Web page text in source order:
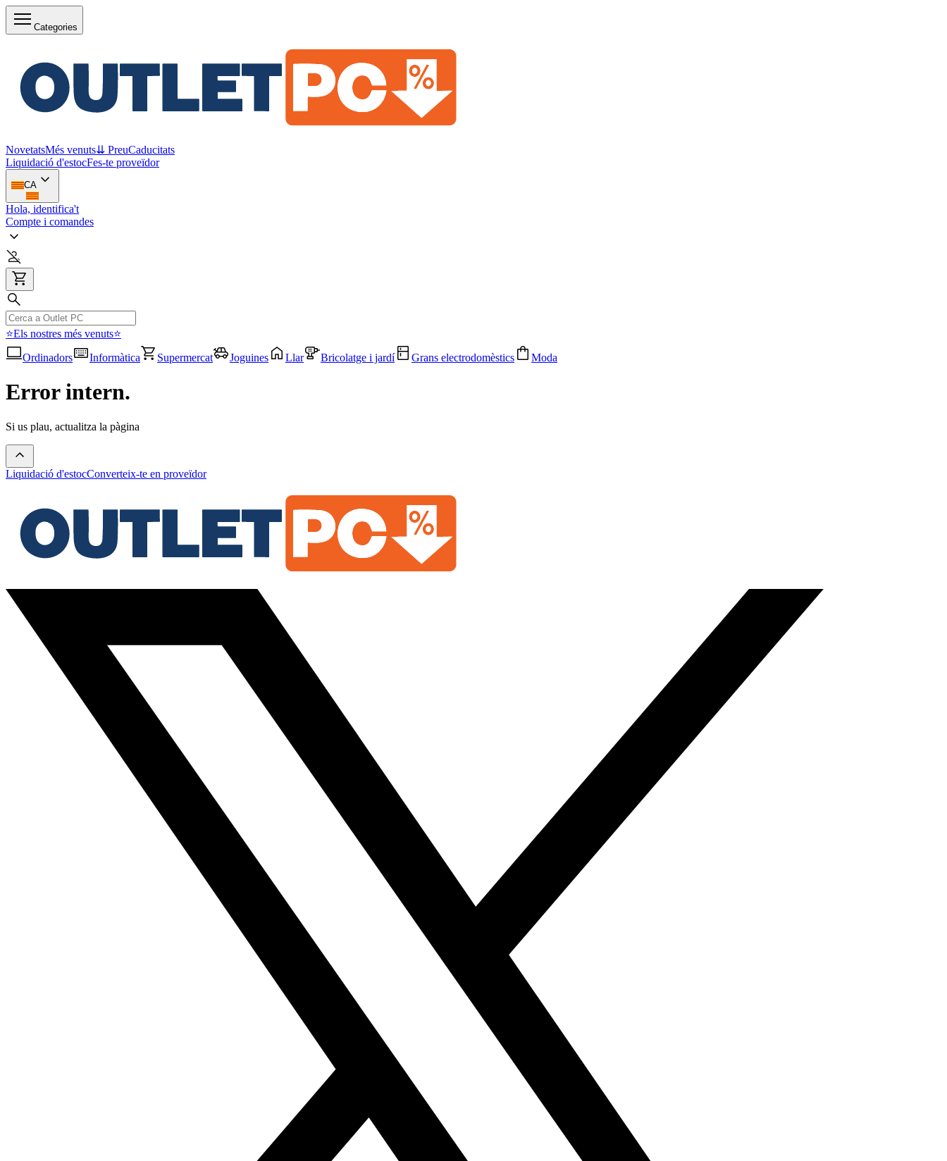
Categories
NovetatsMés venuts⇊ PreuCaducitats
Liquidació d'estocFes-te proveïdor
CA
Hola, identifica't
Compte i comandes
⭐Els nostres més venuts⭐
Ordinadors
Informàtica Supermercat Joguines Llar Bricolatge i jardí Grans electrodomèstics Moda
Error intern.
Si us plau, actualitza la pàgina
Liquidació d'estocConverteix-te en proveïdor